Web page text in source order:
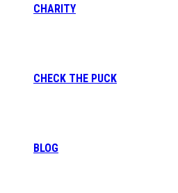
CHARITY
CHECK THE PUCK
BLOG